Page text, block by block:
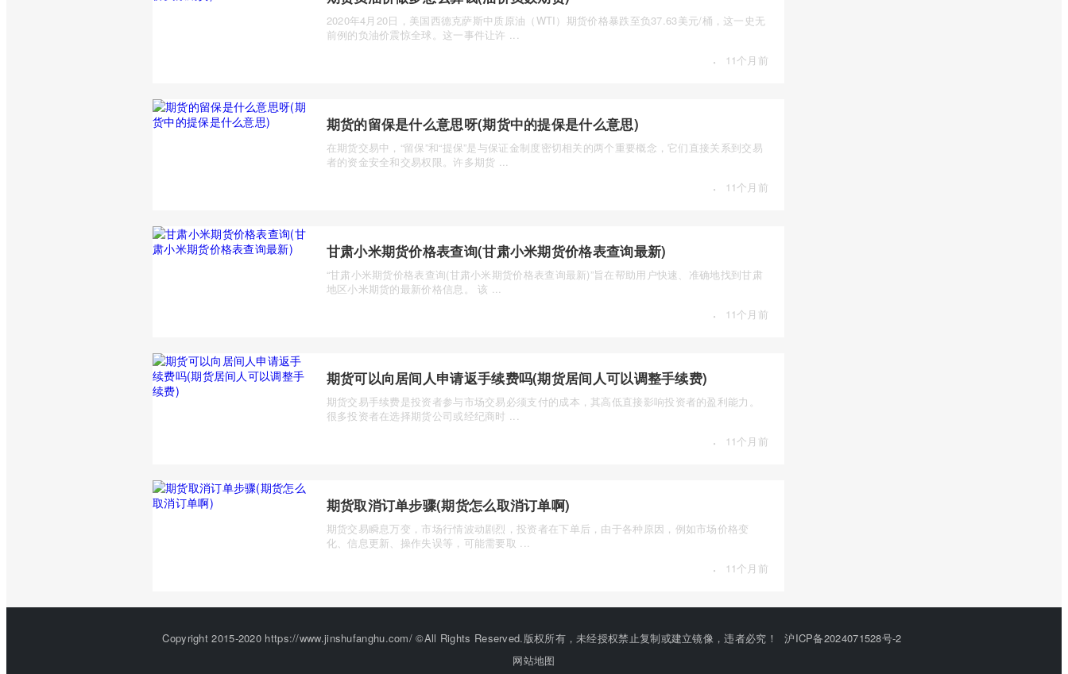
2020年4月20日，美国西德克萨斯中质原油（WTI）期货价格暴跌至负37.63美元/桶，这一史无
前例的负油价震惊全球。这一事件让许 ...
· 11个月前
期货的留保是什么意思呀(期货中的提保是什么意思)
在期货交易中，“留保”和“提保”是与保证金制度密切相关的两个重要概念，它们直接关系到交易
者的资金安全和交易权限。许多期货 ...
· 11个月前
甘肃小米期货价格表查询(甘肃小米期货价格表查询最新)
“甘肃小米期货价格表查询(甘肃小米期货价格表查询最新)”旨在帮助用户快速、准确地找到甘肃
地区小米期货的最新价格信息。 该 ...
· 11个月前
期货可以向居间人申请返手续费吗(期货居间人可以调整手续费)
期货交易手续费是投资者参与市场交易必须支付的成本，其高低直接影响投资者的盈利能力。
很多投资者在选择期货公司或经纪商时 ...
· 11个月前
期货取消订单步骤(期货怎么取消订单啊)
期货交易瞬息万变，市场行情波动剧烈，投资者在下单后，由于各种原因，例如市场价格变
化、信息更新、操作失误等，可能需要取 ...
· 11个月前
Copyright 2015-2020 https://www.jinshufanghu.com/ ©All Rights Reserved.版权所有，未经授权禁止复制或建立镜像，违者必究！
沪ICP备2024071528号-2
网站地图